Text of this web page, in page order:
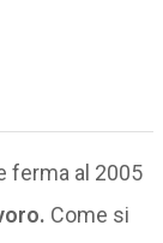
ferma al 2005
Come si